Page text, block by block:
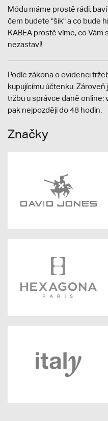
Módu máme prostě rádi,
čem budete "šik" a co bude
KABEA prostě víme, co Vám
nezastaví!
Podle zákona o evidenci
kupujícímu účtenku.
tržbu u správce daně
pak nejpozději do 48 hodin.
Značky